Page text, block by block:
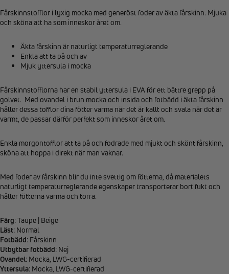
Fårskinnstofflor i lyxig mocka med generöst foder av äkta fårskinn. Mjuka
och sköna att ha som inneskor året om.
Äkta fårskinn är naturligt temperaturreglerande
Enkla att ta på och av
Mjuk yttersula i mocka
Fårskinnstofflorna har en stabil yttersula i EVA för ett bättre grepp på
golvet. Med ovandel i brun mocka och insida och fotbädd i äkta fårskinn
håller dessa tofflor dina fötter varma när det är kallt och svala när det är
varmt, de passar därför perfekt som inneskor året om.
Enkla morgontofflor att ta på och fodrade med mjukt och skönt fårskinn,
sköna att hoppa i direkt när man vaknar.
Med foder av fårskinn blir du inte svettig om fötterna, då materialets
naturligt temperaturreglerande egenskaper transporterar bort fukt och
håller fötterna varma och torra.
Färg: Taupe | Beige
Läst: Normal
Fotbädd: Fårskinn
Utbytbar fotbädd: Nej
Ovandel: Mocka, LWG-certifierad
Yttersula: Mocka, LWG-certifierad